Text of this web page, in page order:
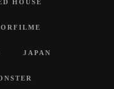
HOUSE
JAPAN